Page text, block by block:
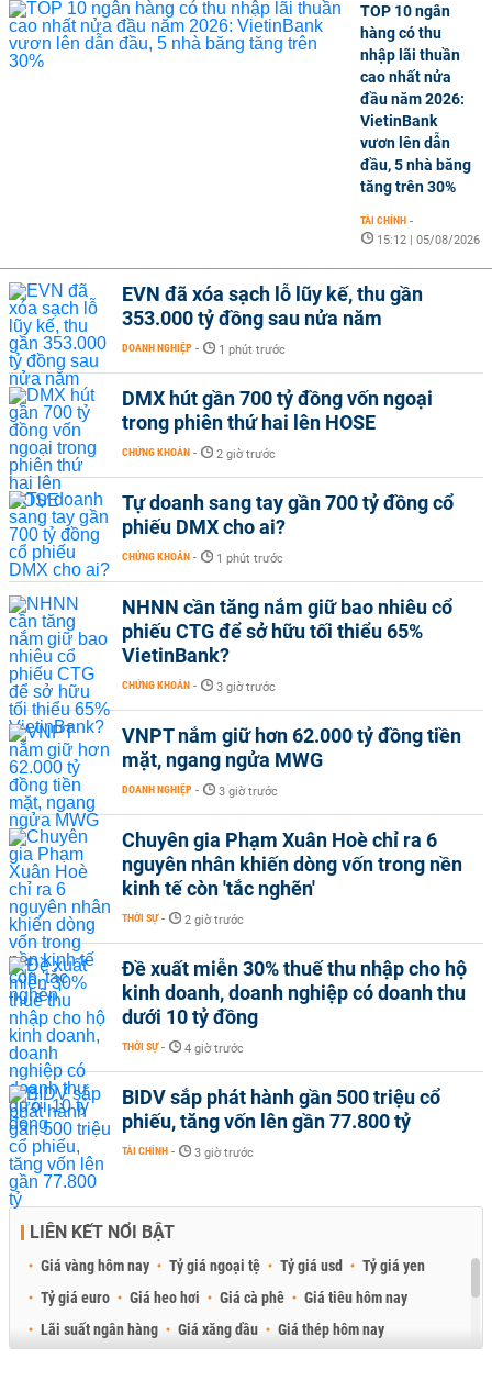
TOP 10 ngân
hàng có thu
nhập lãi thuần
cao nhất nửa
đầu năm 2026:
VietinBank
vươn lên dẫn
đầu, 5 nhà băng
tăng trên 30%
TÀI CHÍNH -
15:12 | 05/08/2026
EVN đã xóa sạch lỗ lũy kế, thu gần
353.000 tỷ đồng sau nửa năm
DOANH NGHIỆP - 1 phút trước
DMX hút gần 700 tỷ đồng vốn ngoại
trong phiên thứ hai lên HOSE
CHỨNG KHOÁN - 2 giờ trước
Tự doanh sang tay gần 700 tỷ đồng cổ
phiếu DMX cho ai?
CHỨNG KHOÁN - 1 phút trước
NHNN cần tăng nắm giữ bao nhiêu cổ
phiếu CTG để sở hữu tối thiểu 65%
VietinBank?
CHỨNG KHOÁN - 3 giờ trước
VNPT nắm giữ hơn 62.000 tỷ đồng tiền
mặt, ngang ngửa MWG
DOANH NGHIỆP - 3 giờ trước
Chuyên gia Phạm Xuân Hoè chỉ ra 6
nguyên nhân khiến dòng vốn trong nền
kinh tế còn 'tắc nghẽn'
THỜI SỰ - 2 giờ trước
Đề xuất miễn 30% thuế thu nhập cho hộ
kinh doanh, doanh nghiệp có doanh thu
dưới 10 tỷ đồng
THỜI SỰ - 4 giờ trước
BIDV sắp phát hành gần 500 triệu cổ
phiếu, tăng vốn lên gần 77.800 tỷ
TÀI CHÍNH - 3 giờ trước
LIÊN KẾT NỔI BẬT
Giá vàng hôm nay Tỷ giá ngoại tệ Tỷ giá usd
Tỷ giá yen
Tỷ giá euro
Giá heo hơi Giá cà phê
Giá tiêu hôm nay
Lãi suất ngân hàng
Giá xăng dầu
Giá thép hôm nay